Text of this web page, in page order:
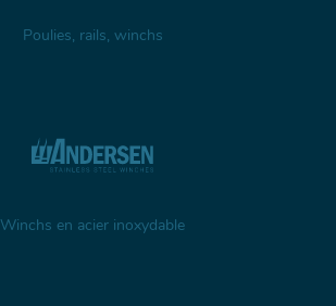
Poulies, rails, winchs
Winchs en acier inoxydable